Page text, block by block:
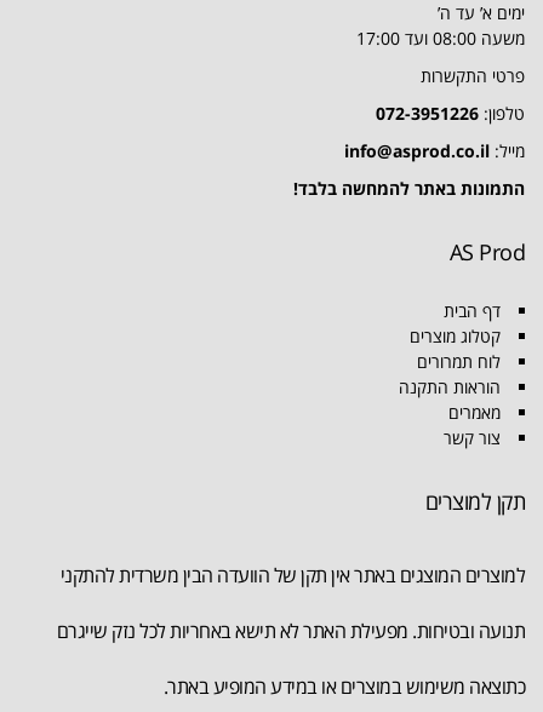
ימים א’ עד ה’
משעה 08:00 ועד 17:00
פרטי התקשרות
טלפון: 072-3951226
מייל: info@asprod.co.il
התמונות באתר להמחשה בלבד!
AS Prod
דף הבית
קטלוג מוצרים
לוח תמרורים
הוראות התקנה
מאמרים
צור קשר
תקן למוצרים
למוצרים המוצגים באתר אין תקן של הוועדה הבין משרדית להתקני
תנועה ובטיחות. מפעילת האתר לא תישא באחריות לכל נזק שייגרם
כתוצאה משימוש במוצרים או במידע המופיע באתר.